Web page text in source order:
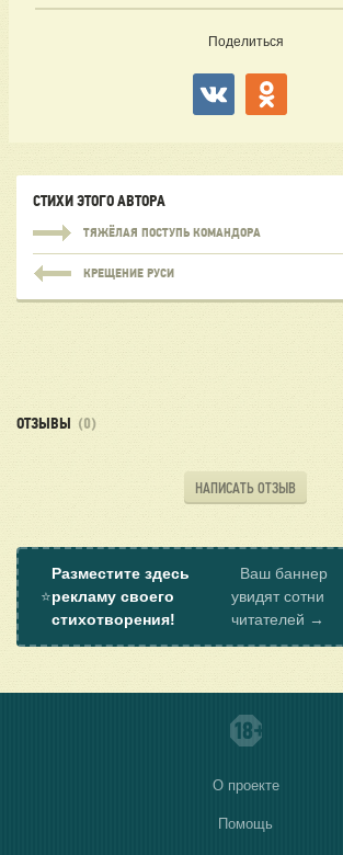
Поделиться
СТИХИ ЭТОГО АВТОРА
ТЯЖЁЛАЯ ПОСТУПЬ КОМАНДОРА
КРЕЩЕНИЕ РУСИ
ОТЗЫВЫ (0)
НАПИСАТЬ ОТЗЫВ
⭐
Разместите здесь
рекламу своего
стихотворения!
Ваш баннер
увидят сотни
читателей →
О проекте
Помощь